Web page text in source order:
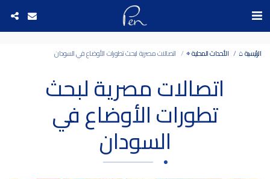
الرئيسية ⌂ الأحداث المحلية ⌖ اتصالات مصرية لبحث تطورات الأوضاع في السودان
اتصالات مصرية لبحث
تطورات الأوضاع في
السودان